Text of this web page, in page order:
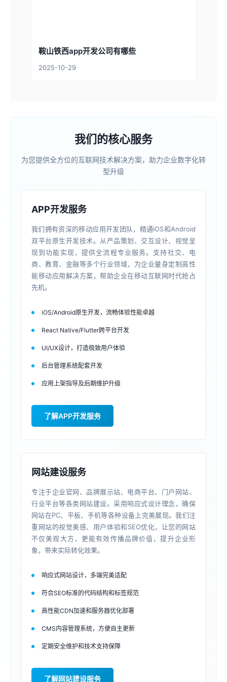
鞍山铁西app开发公司有哪些
2025-10-29
我们的核心服务
为您提供全方位的互联网技术解决方案，助力企业数字化转
型升级
APP开发服务
我们拥有资深的移动应用开发团队，精通iOS和Android
双平台原生开发技术。从产品策划、交互设计、视觉呈
现到功能实现，提供全流程专业服务。支持社交、电
商、教育、金融等多个行业领域，为企业量身定制高性
能移动应用解决方案，帮助企业在移动互联网时代抢占
先机。
iOS/Android原生开发，流畅体验性能卓越
React Native/Flutter跨平台开发
UI/UX设计，打造极致用户体验
后台管理系统配套开发
应用上架指导及后期维护升级
了解APP开发服务
网站建设服务
专注于企业官网、品牌展示站、电商平台、门户网站、
行业平台等各类网站建设。采用响应式设计理念，确保
网站在PC、平板、手机等各种设备上完美展现。我们注
重网站的视觉美感、用户体验和SEO优化，让您的网站
不仅美观大方，更能有效传播品牌价值，提升企业形
象，带来实际转化效果。
响应式网站设计，多端完美适配
符合SEO标准的代码结构和标签规范
高性能CDN加速和服务器优化部署
CMS内容管理系统，方便自主更新
定期安全维护和技术支持保障
了解网站建设服务